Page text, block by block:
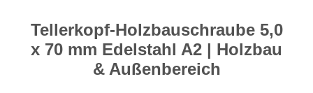
Tellerkopf-Holzbauschraube 5,0
x 70 mm Edelstahl A2 | Holzbau
& Außenbereich